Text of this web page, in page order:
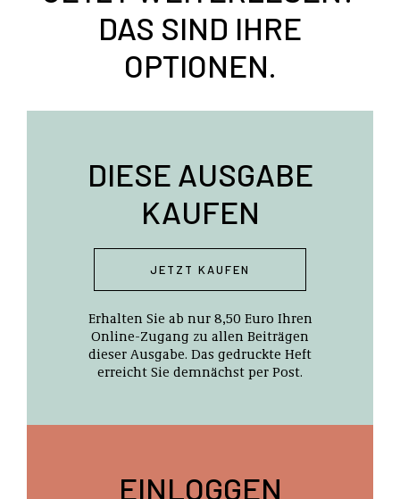
DAS SIND IHRE
OPTIONEN.
DIESE AUSGABE
KAUFEN
JETZT KAUFEN
Erhalten Sie ab nur 8,50 Euro Ihren
Online-Zugang zu allen Beiträgen
dieser Ausgabe. Das gedruckte Heft
erreicht Sie demnächst per Post.
EINLOGGEN